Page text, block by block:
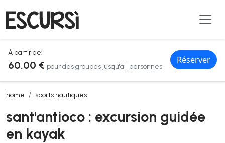
À partir de:
60,00 € pour des groupes jusqu'à 1 personnes
Réserver
home sports nautiques
sant'antioco : excursion guidée en kayak
sant'antioco : excursion guidée
en kayak